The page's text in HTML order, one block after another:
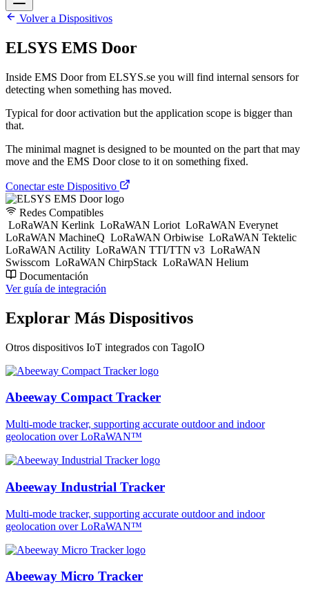
Volver a Dispositivos
ELSYS EMS Door
Inside EMS Door from ELSYS.se you will find internal sensors for
detecting when something has moved.
Typical for door activation but the application scope is bigger than
that.
The minimal magnet is designed to be mounted on the part that may
move and the EMS Door close to it on something fixed.
Conectar este Dispositivo
Redes Compatibles
LoRaWAN Kerlink LoRaWAN Loriot LoRaWAN Everynet
LoRaWAN MachineQ LoRaWAN Orbiwise LoRaWAN Tektelic
LoRaWAN Actility LoRaWAN TTI/TTN v3 LoRaWAN
Swisscom LoRaWAN ChirpStack LoRaWAN Helium
Documentación
Ver guía de integración
Explorar Más Dispositivos
Otros dispositivos IoT integrados con TagoIO
Abeeway Compact Tracker
Multi-mode tracker, supporting accurate outdoor and indoor
geolocation over LoRaWAN™
Abeeway Industrial Tracker
Multi-mode tracker, supporting accurate outdoor and indoor
geolocation over LoRaWAN™
Abeeway Micro Tracker